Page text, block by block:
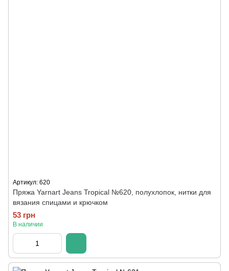
Артикул: 620
Пряжа Yarnart Jeans Tropical №620, полухлопок, нитки для
вязания спицами и крючком
53 грн
В наличии